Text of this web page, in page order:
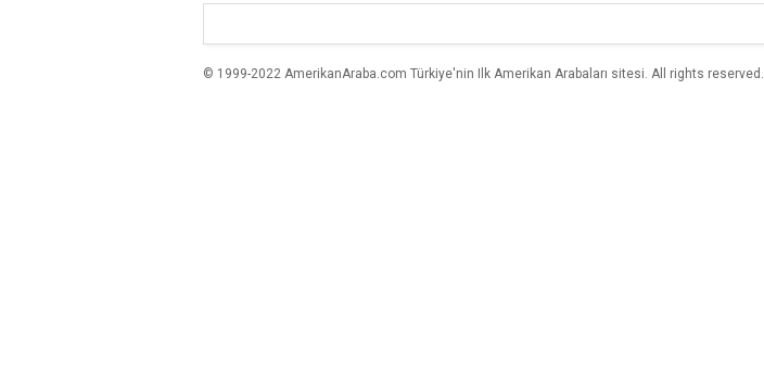
© 1999-2022 AmerikanAraba.com Türkiye'nin Ilk Amerikan Arabaları sitesi. All rights reserved.